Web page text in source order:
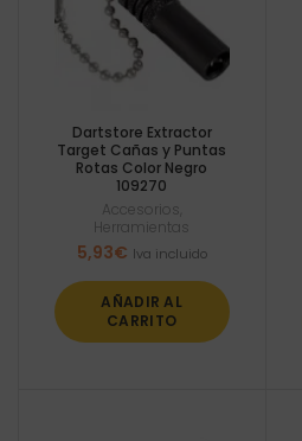
Dartstore Extractor
Target Cañas y Puntas
Rotas Color Negro
109270
Accesorios
Herramientas
5,93€ Iva incluido
AÑADIR AL
CARRITO